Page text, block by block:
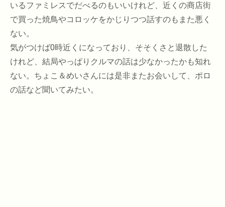
いるファミレスでだべるのもいいけれど、近くの商店街
で買った焼鳥やコロッケをかじりつつ話すのもまた悪く
ない。
気がつけば0時近くになっており、そそくさと退散した
けれど、結局やっぱりクルマの話は少なかったかも知れ
ない。ちょこ＆めいさんには是非またお会いして、ポロ
の話など聞いてみたい。